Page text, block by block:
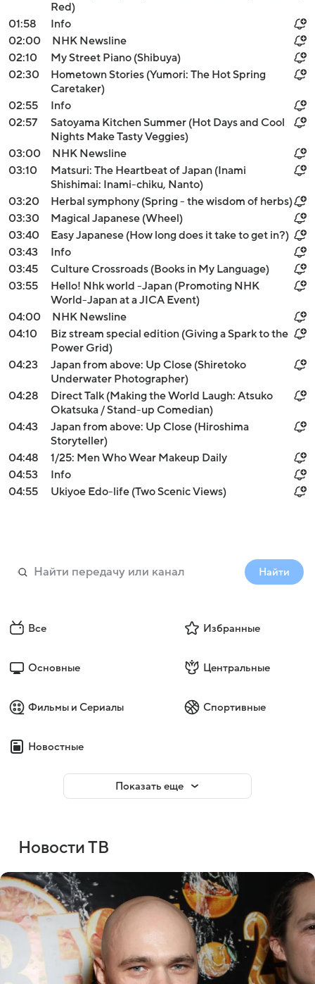
Red)
01:58
Info
02:00
NHK Newsline
02:10
My Street Piano (Shibuya)
02:30
Hometown Stories (Yumori: The Hot Spring
Caretaker)
02:55
Info
02:57
Satoyama Kitchen Summer (Hot Days and Cool
Nights Make Tasty Veggies)
03:00
NHK Newsline
03:10
Matsuri: The Heartbeat of Japan (Inami
Shishimai: Inami-chiku, Nanto)
03:20
Herbal symphony (Spring - the wisdom of herbs)
03:30
Magical Japanese (Wheel)
03:40
Easy Japanese (How long does it take to get in?)
03:43
Info
03:45
Culture Crossroads (Books in My Language)
03:55
Hello! Nhk world -Japan (Promoting NHK
World-Japan at a JICA Event)
04:00
NHK Newsline
04:10
Biz stream special edition (Giving a Spark to the
Power Grid)
04:23
Japan from above: Up Close (Shiretoko
Underwater Photographer)
04:28
Direct Talk (Making the World Laugh: Atsuko
Okatsuka / Stand-up Comedian)
04:43
Japan from above: Up Close (Hiroshima
Storyteller)
04:48
1/25: Men Who Wear Makeup Daily
04:53
Info
04:55
Ukiyoe Edo-life (Two Scenic Views)
Найти
Все Избранные
Основные Центральные
Фильмы и Сериалы Спортивные
Новостные
Показать еще
Новости ТВ